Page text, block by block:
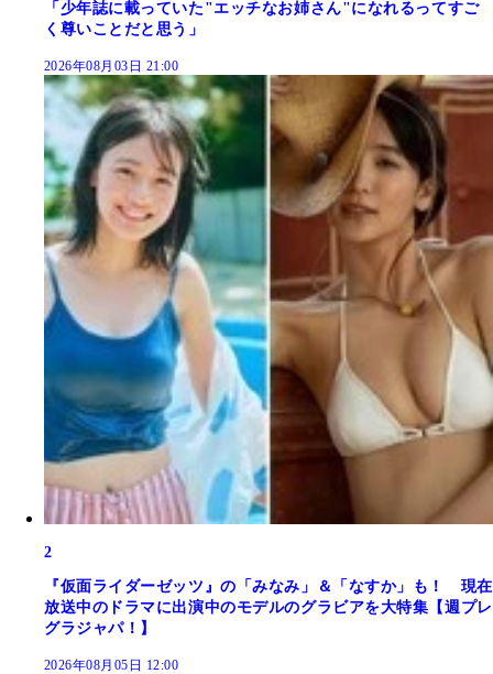
「少年誌に載っていた"エッチなお姉さん"になれるってすご
く尊いことだと思う」
2026年08月03日 21:00
2
『仮面ライダーゼッツ』の「みなみ」＆「なすか」も！ 現在
放送中のドラマに出演中のモデルのグラビアを大特集【週プレ
グラジャパ！】
2026年08月05日 12:00